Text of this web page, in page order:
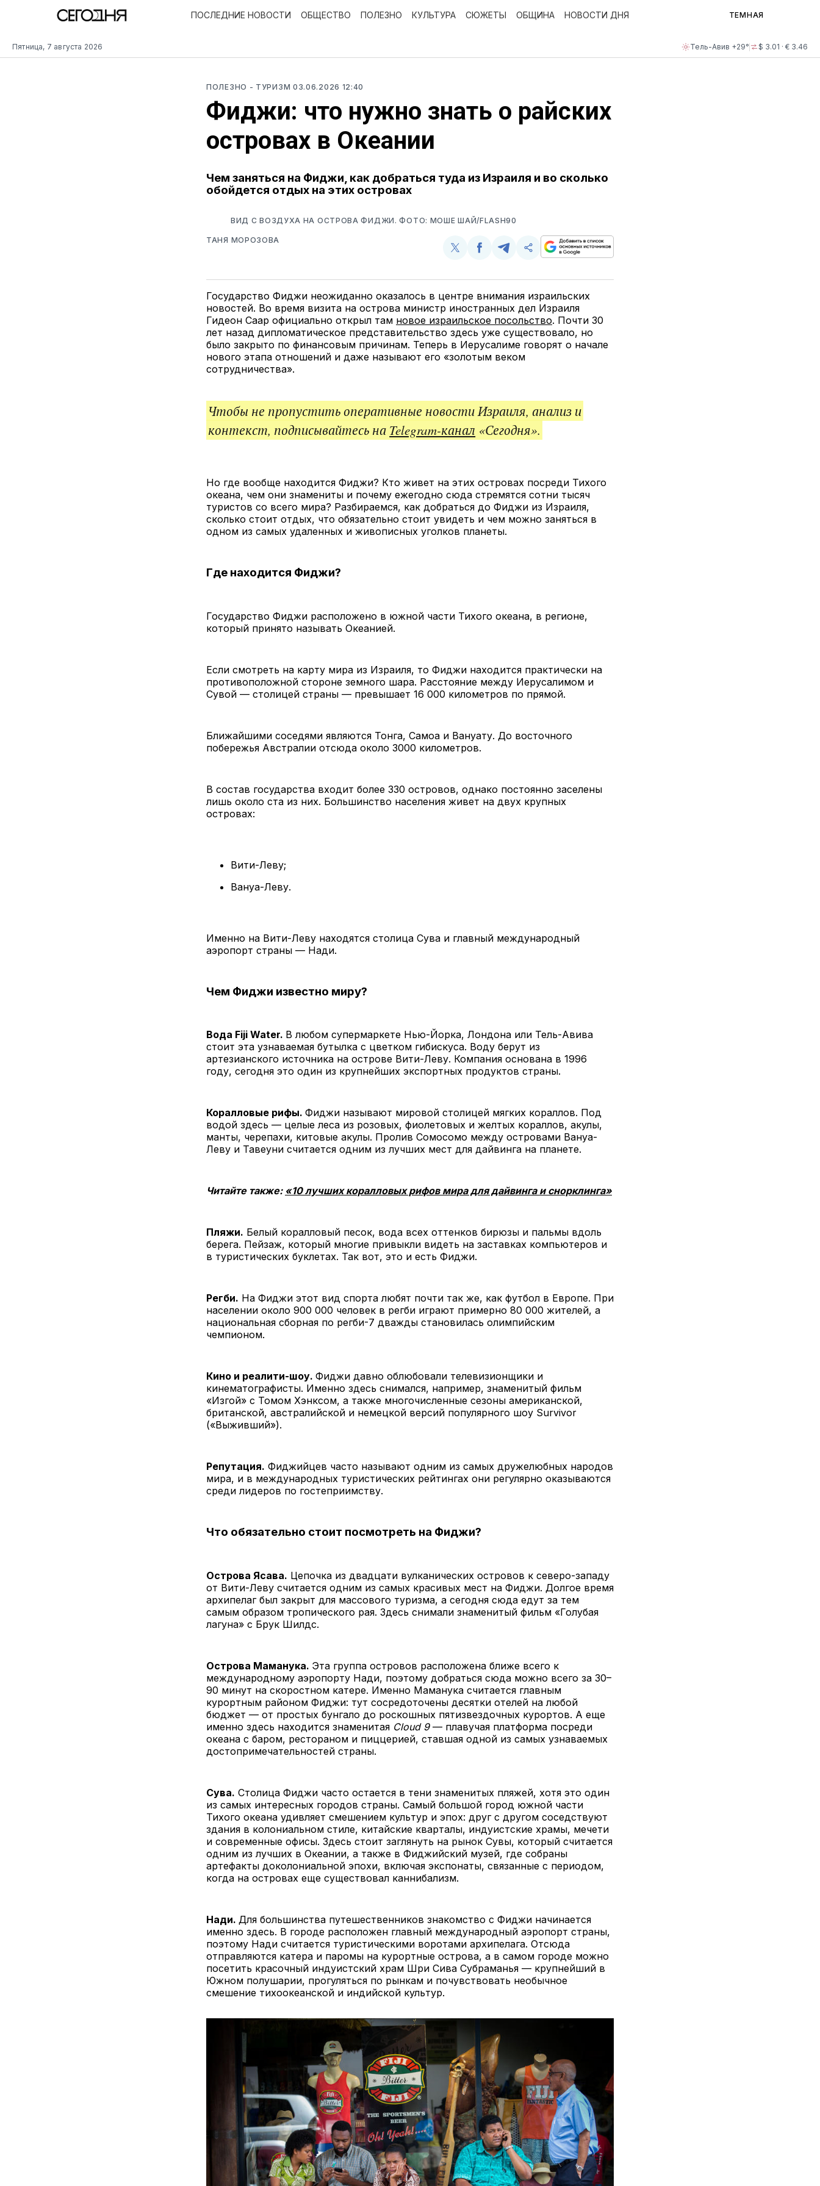
Пятница, 7 августа 2026 Тель-Авив +29° $ 3.01 · € 3.46
ПОСЛЕДНИЕ НОВОСТИ ОБЩЕСТВО ПОЛЕЗНО КУЛЬТУРА СЮЖЕТЫ ОБЩИНА НОВОСТИ ДНЯ ТЕМНАЯ
ПОЛЕЗНО - ТУРИЗМ 03.06.2026 12:40
Фиджи: что нужно знать о райских
островах в Океании
Чем заняться на Фиджи, как добраться туда из Израиля и во сколько
обойдется отдых на этих островах
ВИД С ВОЗДУХА НА ОСТРОВА ФИДЖИ. ФОТО: МОШЕ ШАЙ/FLASH90
ТАНЯ МОРОЗОВА
Поделиться
Twitter
Поделиться
Facebook
Поделиться
Telegram
Скопируйте
поделитесь
Государство Фиджи неожиданно оказалось в центре внимания израильских
новостей. Во время визита на острова министр иностранных дел Израиля
Гидеон Саар официально открыл там новое израильское посольство. Почти 30
лет назад дипломатическое представительство здесь уже существовало, но
было закрыто по финансовым причинам. Теперь в Иерусалиме говорят о начале
нового этапа отношений и даже называют его «золотым веком
сотрудничества».
Чтобы не пропустить оперативные новости Израиля, анализ и
контекст, подписывайтесь на Telegram-канал «Сегодня».
Но где вообще находится Фиджи? Кто живет на этих островах посреди Тихого
океана, чем они знамениты и почему ежегодно сюда стремятся сотни тысяч
туристов со всего мира? Разбираемся, как добраться до Фиджи из Израиля,
сколько стоит отдых, что обязательно стоит увидеть и чем можно заняться в
одном из самых удаленных и живописных уголков планеты.
Где находится Фиджи?
Государство Фиджи расположено в южной части Тихого океана, в регионе,
который принято называть Океанией.
Если смотреть на карту мира из Израиля, то Фиджи находится практически на
противоположной стороне земного шара. Расстояние между Иерусалимом и
Сувой — столицей страны — превышает 16 000 километров по прямой.
Ближайшими соседями являются Тонга, Самоа и Вануату. До восточного
побережья Австралии отсюда около 3000 километров.
В состав государства входит более 330 островов, однако постоянно заселены
лишь около ста из них. Большинство населения живет на двух крупных
островах:
Вити-Леву;
Вануа-Леву.
Именно на Вити-Леву находятся столица Сува и главный международный
аэропорт страны — Нади.
Чем Фиджи известно миру?
Вода Fiji Water. В любом супермаркете Нью-Йорка, Лондона или Тель-Авива
стоит эта узнаваемая бутылка с цветком гибискуса. Воду берут из
артезианского источника на острове Вити-Леву. Компания основана в 1996
году, сегодня это один из крупнейших экспортных продуктов страны.
Коралловые рифы. Фиджи называют мировой столицей мягких кораллов. Под
водой здесь — целые леса из розовых, фиолетовых и желтых кораллов, акулы,
манты, черепахи, китовые акулы. Пролив Сомосомо между островами Вануа-
Леву и Тавеуни считается одним из лучших мест для дайвинга на планете.
Читайте также: «10 лучших коралловых рифов мира для дайвинга и снорклинга»
Пляжи. Белый коралловый песок, вода всех оттенков бирюзы и пальмы вдоль
берега. Пейзаж, который многие привыкли видеть на заставках компьютеров и
в туристических буклетах. Так вот, это и есть Фиджи.
Регби. На Фиджи этот вид спорта любят почти так же, как футбол в Европе. При
населении около 900 000 человек в регби играют примерно 80 000 жителей, а
национальная сборная по регби-7 дважды становилась олимпийским
чемпионом.
Кино и реалити-шоу. Фиджи давно облюбовали телевизионщики и
кинематографисты. Именно здесь снимался, например, знаменитый фильм
«Изгой» с Томом Хэнксом, а также многочисленные сезоны американской,
британской, австралийской и немецкой версий популярного шоу Survivor
(«Выживший»).
Репутация. Фиджийцев часто называют одним из самых дружелюбных народов
мира, и в международных туристических рейтингах они регулярно оказываются
среди лидеров по гостеприимству.
Что обязательно стоит посмотреть на Фиджи?
Острова Ясава. Цепочка из двадцати вулканических островов к северо-западу
от Вити-Леву считается одним из самых красивых мест на Фиджи. Долгое время
архипелаг был закрыт для массового туризма, а сегодня сюда едут за тем
самым образом тропического рая. Здесь снимали знаменитый фильм «Голубая
лагуна» с Брук Шилдс.
Острова Маманука. Эта группа островов расположена ближе всего к
международному аэропорту Нади, поэтому добраться сюда можно всего за 30–
90 минут на скоростном катере. Именно Маманука считается главным
курортным районом Фиджи: тут сосредоточены десятки отелей на любой
бюджет — от простых бунгало до роскошных пятизвездочных курортов. А еще
именно здесь находится знаменитая Cloud 9— плавучая платформа посреди
океана с баром, рестораном и пиццерией, ставшая одной из самых узнаваемых
достопримечательностей страны.
Сува. Столица Фиджи часто остается в тени знаменитых пляжей, хотя это один
из самых интересных городов страны. Самый большой город южной части
Тихого океана удивляет смешением культур и эпох: друг с другом соседствуют
здания в колониальном стиле, китайские кварталы, индуистские храмы, мечети
и современные офисы. Здесь стоит заглянуть на рынок Сувы, который считается
одним из лучших в Океании, а также в Фиджийский музей, где собраны
артефакты доколониальной эпохи, включая экспонаты, связанные с периодом,
когда на островах еще существовал каннибализм.
Нади. Для большинства путешественников знакомство с Фиджи начинается
именно здесь. В городе расположен главный международный аэропорт страны,
поэтому Нади считается туристическими воротами архипелага. Отсюда
отправляются катера и паромы на курортные острова, а в самом городе можно
посетить красочный индуистский храм Шри Сива Субраманья — крупнейший в
Южном полушарии, прогуляться по рынкам и почувствовать необычное
смешение тихоокеанской и индийской культур.